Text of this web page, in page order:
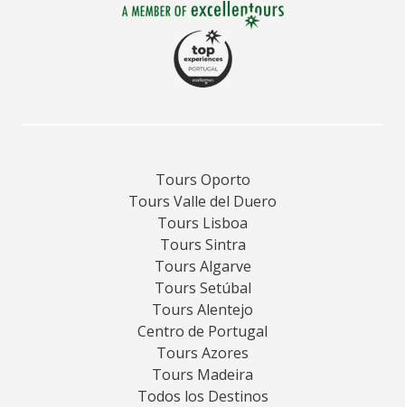
Tours Oporto
Tours Valle del Duero
Tours Lisboa
Tours Sintra
Tours Algarve
Tours Setúbal
Tours Alentejo
Centro de Portugal
Tours Azores
Tours Madeira
Todos los Destinos